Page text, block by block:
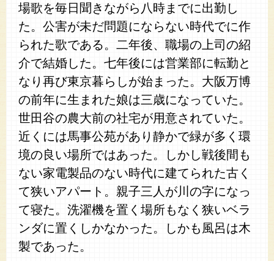
場歌を毎日聞きながら八時までに出勤し
た。公害が未だ問題にならない時代でに作
られた歌である。二年後、職場の上司の紹
介で結婚した。七年後には営業部に転勤と
なり再び東京暮らしが始まった。大阪万博
の前年に生まれた娘は三歳になっていた。
世田谷の農大前の社宅が用意されていた。
近くには馬事公苑があり静かで緑が多く環
境の良い場所ではあった。しかし戦後間も
ない家電製品のない時代に建てられた古く
て狭いアパート。親子三人が川の字になっ
て寝た。洗濯機を置く場所もなく狭いベラ
ンダに置くしかなかった。しかも風呂は木
製であった。